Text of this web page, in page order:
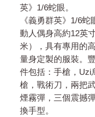
英》1/6蛇眼。
《義勇群英》1/6蛇
動人偶身高約12英
米），具有專用的
量身定製的服裝。
件包括：手槍，Uzi
槍，戰術刀，兩把
煙霧彈，三個震撼
換手型。